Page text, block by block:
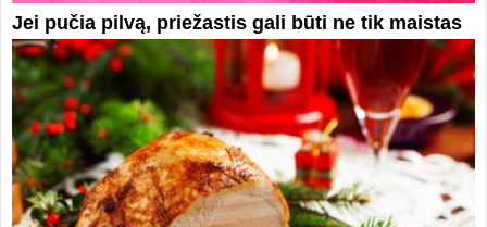
Jei pučia pilvą, priežastis gali būti ne tik maistas